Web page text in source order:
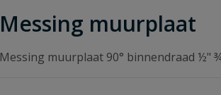
Messing muurplaat
Messing muurplaat 90° binnendraad ½"